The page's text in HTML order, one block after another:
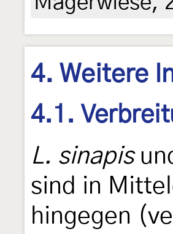
4. Weitere
4.1.
L. sinapis
sind in
hingegen